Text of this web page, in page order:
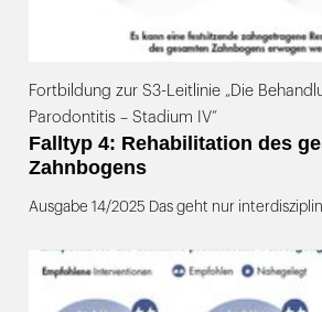
Fortbildung zur S3-Leitlinie „Die
Parodontitis – Stadium IV“
Falltyp 4: Rehabilitation des
Zahnbogens
Ausgabe 14/2025 Das geht nur